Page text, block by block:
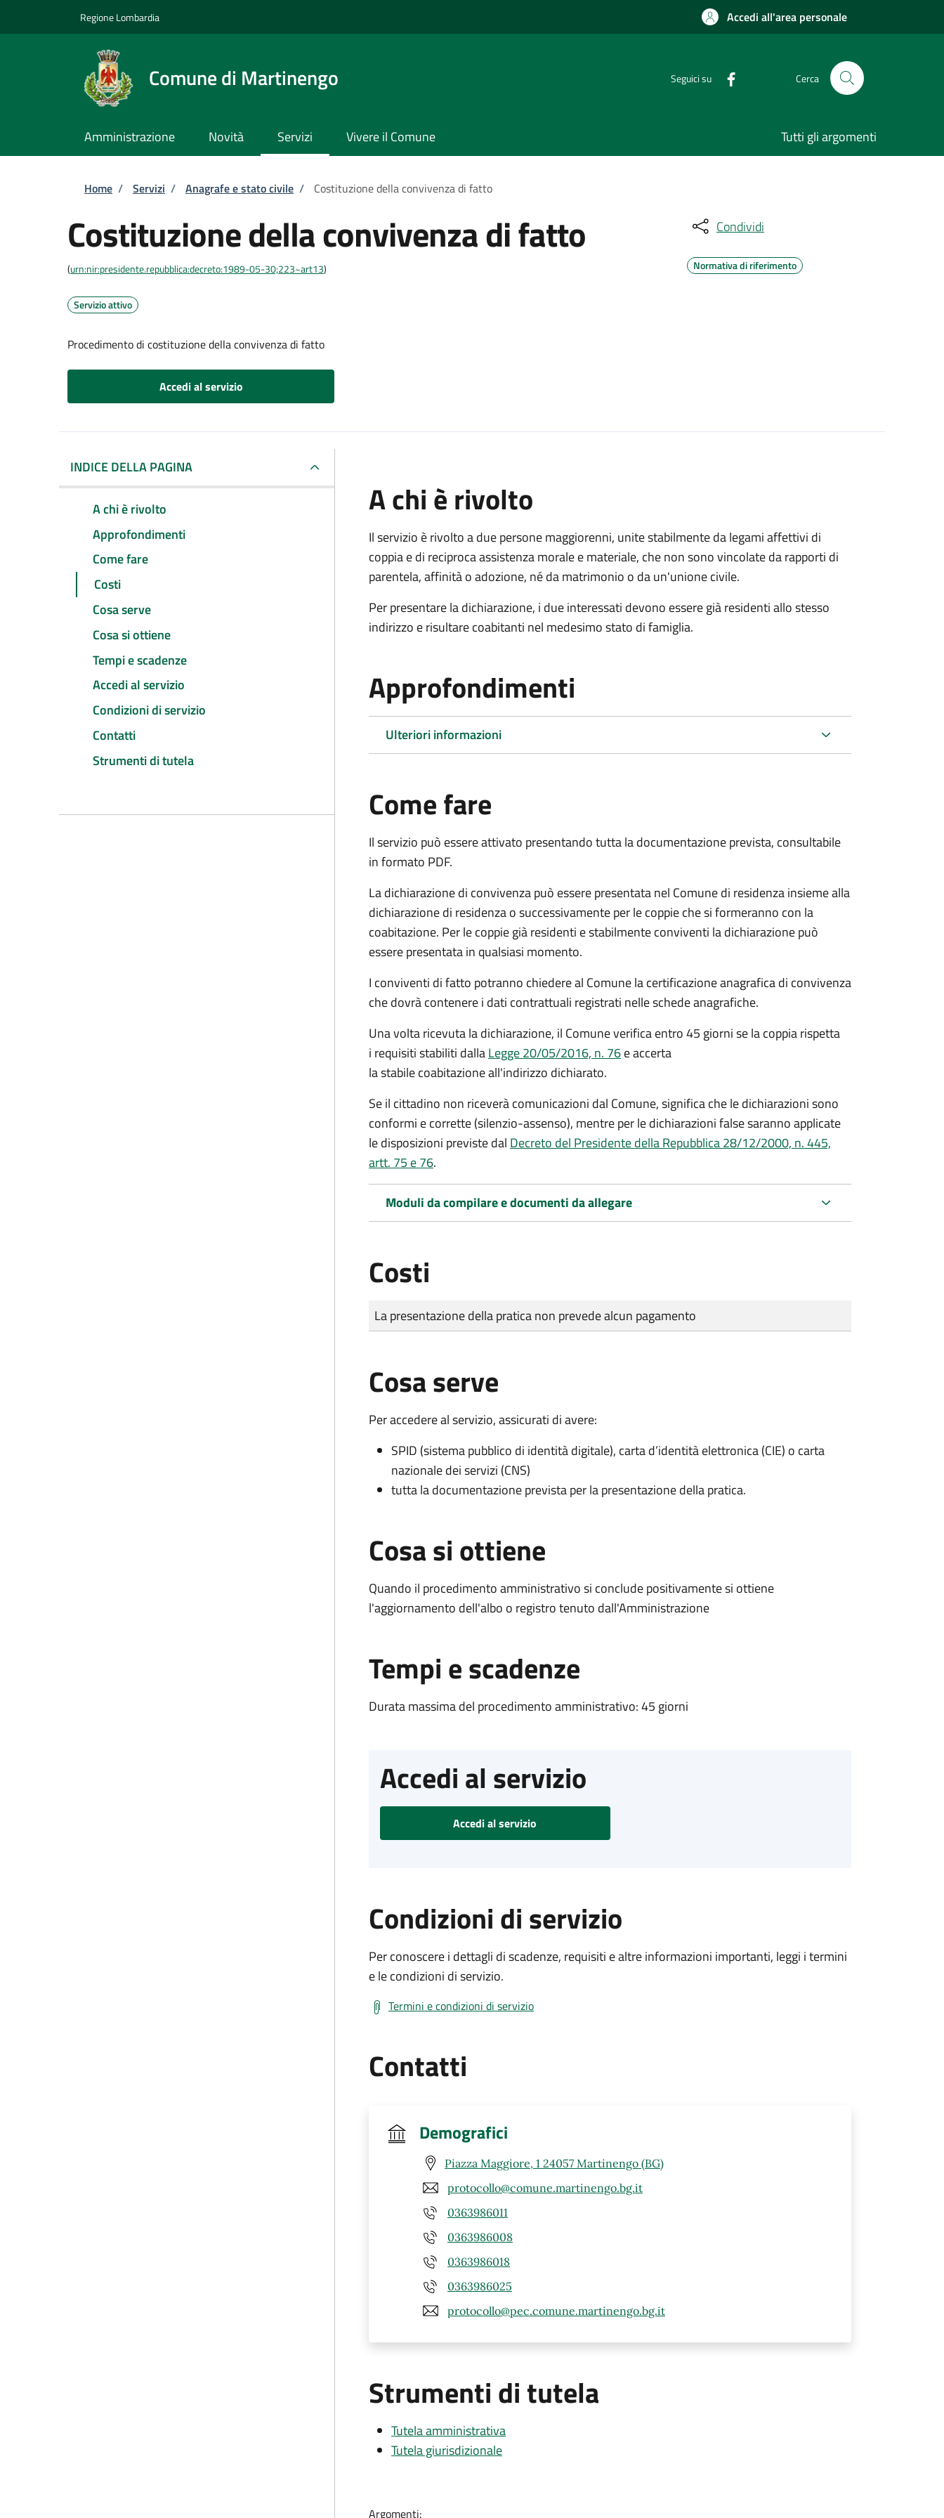
Regione Lombardia Accedi all'area personale
Comune di Martinengo Seguici su Cerca
Amministrazione Novità Servizi Vivere il Comune Tutti gli argomenti
Briciole di pane
Home / Servizi / Anagrafe e stato civile / Costituzione della convivenza di fatto
Costituzione della convivenza di fatto
(urn:nir:presidente.repubblica:decreto:1989-05-30;223~art13)
Servizio attivo
Procedimento di costituzione della convivenza di fatto
Accedi al servizio
Condividi
Normativa di riferimento
INDICE DELLA PAGINA
A chi è rivolto
Approfondimenti
Come fare
Costi
Cosa serve
Cosa si ottiene
Tempi e scadenze
Accedi al servizio
Condizioni di servizio
Contatti
Strumenti di tutela
A chi è rivolto
Il servizio è rivolto a due persone maggiorenni, unite stabilmente da legami affettivi di
coppia e di reciproca assistenza morale e materiale, che non sono vincolate da rapporti di
parentela, affinità o adozione, né da matrimonio o da un'unione civile.
Per presentare la dichiarazione, i due interessati devono essere già residenti allo stesso
indirizzo e risultare coabitanti nel medesimo stato di famiglia.
Approfondimenti
Ulteriori informazioni
Come fare
Il servizio può essere attivato presentando tutta la documentazione prevista, consultabile
in formato PDF.
La dichiarazione di convivenza può essere presentata nel Comune di residenza insieme alla
dichiarazione di residenza o successivamente per le coppie che si formeranno con la
coabitazione. Per le coppie già residenti e stabilmente conviventi la dichiarazione può
essere presentata in qualsiasi momento.
I conviventi di fatto potranno chiedere al Comune la certificazione anagrafica di convivenza
che dovrà contenere i dati contrattuali registrati nelle schede anagrafiche.
Una volta ricevuta la dichiarazione, il Comune verifica entro 45 giorni se la coppia rispetta
i requisiti stabiliti dallaLegge 20/05/2016, n. 76e accerta
la stabile coabitazione all'indirizzo dichiarato.
Se il cittadino non riceverà comunicazioni dal Comune, significa che le dichiarazioni sono
conformi e corrette (silenzio-assenso), mentre per le dichiarazioni false saranno applicate
le disposizioni previste dal Decreto del Presidente della Repubblica 28/12/2000, n. 445,
artt. 75 e 76.
Moduli da compilare e documenti da allegare
Costi
Tipo di pagamento
Importo
La presentazione della pratica non prevede alcun pagamento
Cosa serve
Per accedere al servizio, assicurati di avere:
SPID (sistema pubblico di identità digitale), carta d’identità elettronica (CIE) o carta
nazionale dei servizi (CNS)
tutta la documentazione prevista per la presentazione della pratica.
Cosa si ottiene
Quando il procedimento amministrativo si conclude positivamente si ottiene
l'aggiornamento dell'albo o registro tenuto dall'Amministrazione
Tempi e scadenze
Durata massima del procedimento amministrativo: 45 giorni
Accedi al servizio
Accedi al servizio
Condizioni di servizio
Per conoscere i dettagli di scadenze, requisiti e altre informazioni importanti, leggi i termini
e le condizioni di servizio.
Termini e condizioni di servizio
Contatti
Demografici
Piazza Maggiore, 1 24057 Martinengo (BG)
protocollo@comune.martinengo.bg.it
0363986011
0363986008
0363986018
0363986025
protocollo@pec.comune.martinengo.bg.it
Strumenti di tutela
Tutela amministrativa
Tutela giurisdizionale
Argomenti: